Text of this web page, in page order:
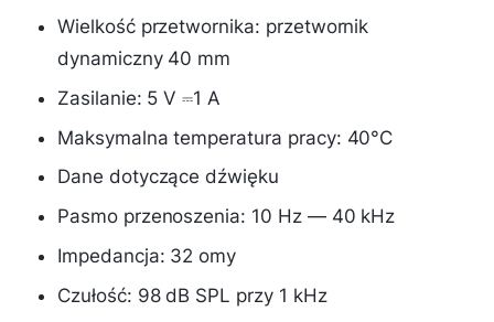
Wielkość przetwornika: przetwornik
dynamiczny 40 mm
Zasilanie: 5 V ⎓1 A
Maksymalna temperatura pracy: 40°C
Dane dotyczące dźwięku
Pasmo przenoszenia: 10 Hz — 40 kHz
Impedancja: 32 omy
Czułość: 98 dB SPL przy 1 kHz